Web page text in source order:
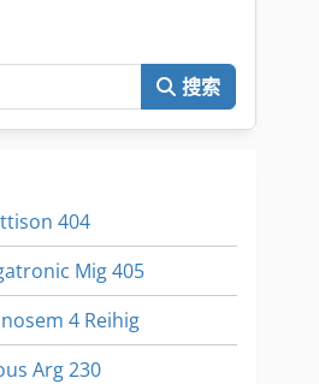
搜索
404
Mig 405
4 Reihig
Arg 230